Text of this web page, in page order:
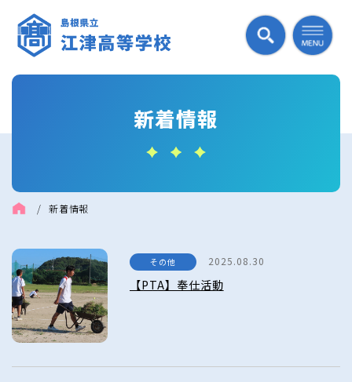
新着情報
/ 新着情報
その他 2025.08.30
【PTA】奉仕活動